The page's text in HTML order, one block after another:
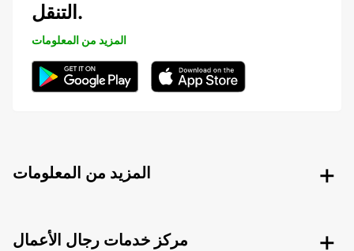
التنقل.
المزيد من المعلومات
المزيد من المعلومات
مركز خدمات رجال الأعمال